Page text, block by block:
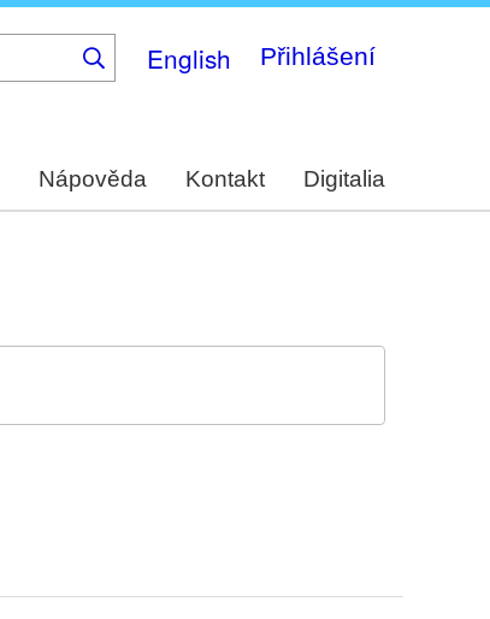
English Přihlášení
Nápověda Kontakt Digitalia